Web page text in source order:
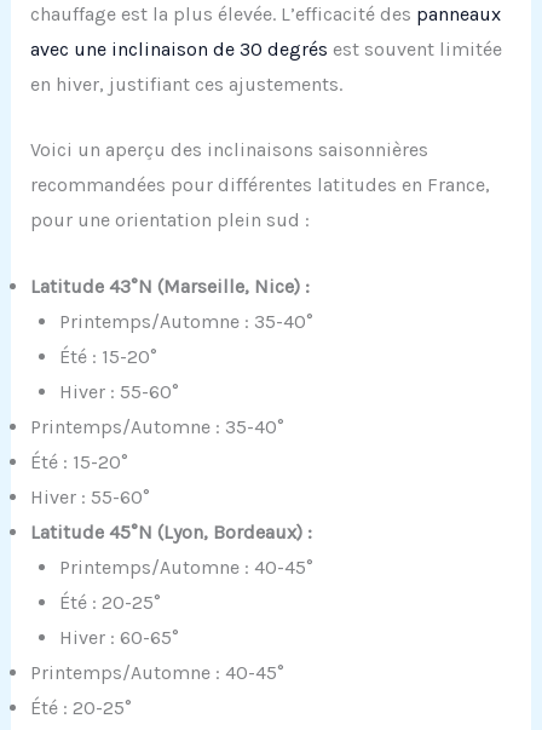
chauffage est la plus élevée. L’efficacité des panneaux
avec une inclinaison de 30 degrés est souvent limitée
en hiver, justifiant ces ajustements.
Voici un aperçu des inclinaisons saisonnières
recommandées pour différentes latitudes en France,
pour une orientation plein sud :
Latitude 43°N (Marseille, Nice) :
Printemps/Automne : 35-40°
Été : 15-20°
Hiver : 55-60°
Printemps/Automne : 35-40°
Été : 15-20°
Hiver : 55-60°
Latitude 45°N (Lyon, Bordeaux) :
Printemps/Automne : 40-45°
Été : 20-25°
Hiver : 60-65°
Printemps/Automne : 40-45°
Été : 20-25°